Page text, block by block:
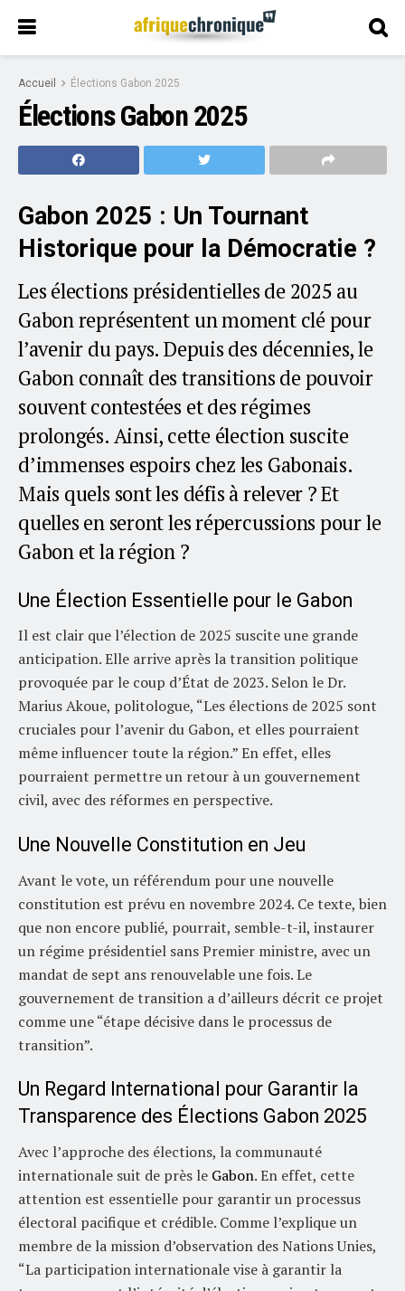
Accueil Élections Gabon 2025
Élections Gabon 2025
Gabon 2025 : Un Tournant
Historique pour la Démocratie ?
Les élections présidentielles de 2025 au
Gabon représentent un moment clé pour
l’avenir du pays. Depuis des décennies, le
Gabon connaît des transitions de pouvoir
souvent contestées et des régimes
prolongés. Ainsi, cette élection suscite
d’immenses espoirs chez les Gabonais.
Mais quels sont les défis à relever ? Et
quelles en seront les répercussions pour le
Gabon et la région ?
Une Élection Essentielle pour le Gabon
Il est clair que l’élection de 2025 suscite une grande
anticipation. Elle arrive après la transition politique
provoquée par le coup d’État de 2023. Selon le Dr.
Marius Akoue, politologue, “Les élections de 2025 sont
cruciales pour l’avenir du Gabon, et elles pourraient
même influencer toute la région.” En effet, elles
pourraient permettre un retour à un gouvernement
civil, avec des réformes en perspective.
Une Nouvelle Constitution en Jeu
Avant le vote, un référendum pour une nouvelle
constitution est prévu en novembre 2024. Ce texte, bien
que non encore publié, pourrait, semble-t-il, instaurer
un régime présidentiel sans Premier ministre, avec un
mandat de sept ans renouvelable une fois. Le
gouvernement de transition a d’ailleurs décrit ce projet
comme une “étape décisive dans le processus de
transition”.
Un Regard International pour Garantir la
Transparence des Élections Gabon 2025
Avec l’approche des élections, la communauté
internationale suit de près le Gabon. En effet, cette
attention est essentielle pour garantir un processus
électoral pacifique et crédible. Comme l’explique un
membre de la mission d’observation des Nations Unies,
“La participation internationale vise à garantir la